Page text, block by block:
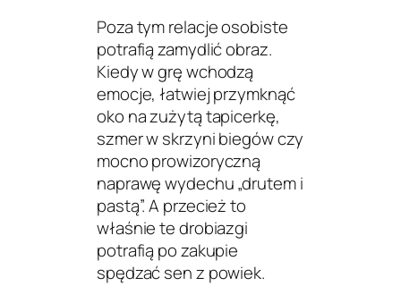
Poza tym relacje osobiste
potrafią zamydlić obraz.
Kiedy w grę wchodzą
emocje, łatwiej przymknąć
oko na zużytą tapicerkę,
szmer w skrzyni biegów czy
mocno prowizoryczną
naprawę wydechu „drutem i
pastą”. A przecież to
właśnie te drobiazgi
potrafią po zakupie
spędzać sen z powiek.